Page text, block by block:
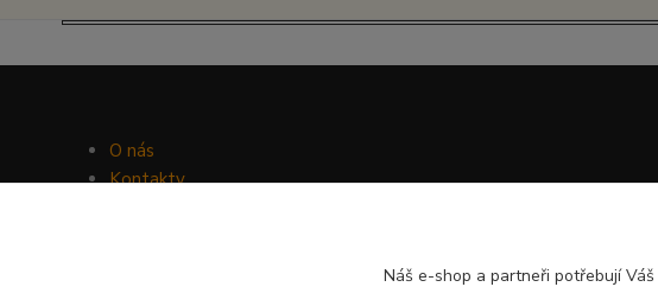
O nás
Kontakty
Náš e-shop a partneři potřebují Váš